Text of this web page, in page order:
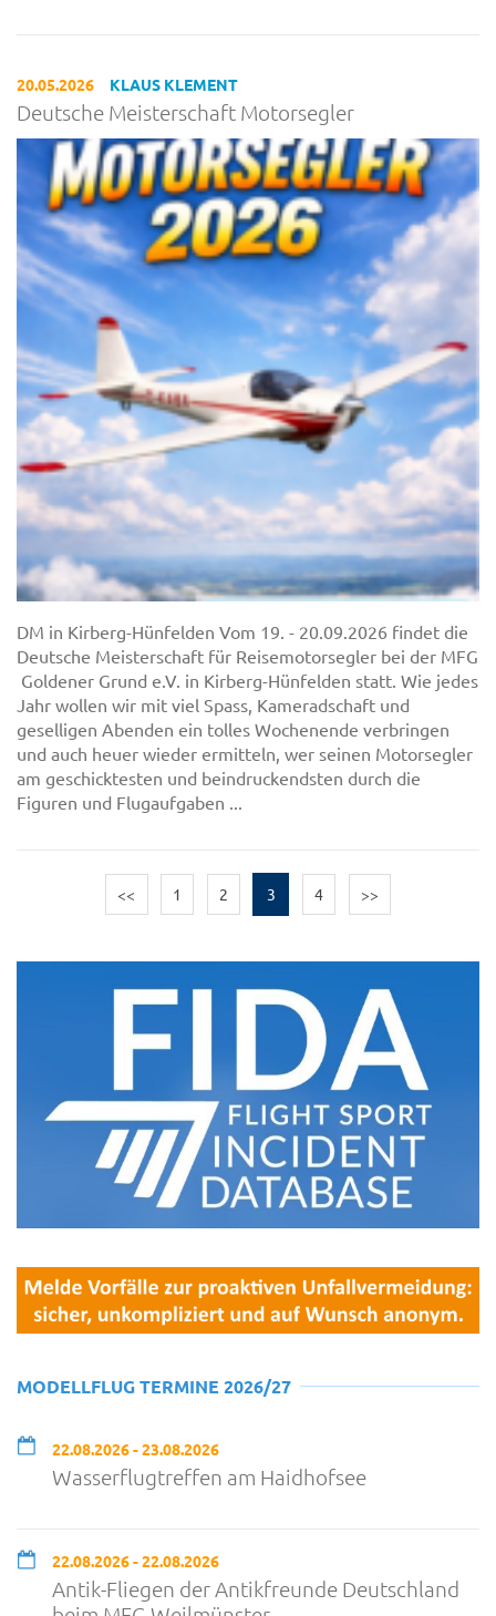
20.05.2026 KLAUS KLEMENT
Deutsche Meisterschaft Motorsegler
DM in Kirberg-Hünfelden Vom 19. - 20.09.2026 findet die
Deutsche Meisterschaft für Reisemotorsegler bei der MFG
Goldener Grund e.V. in Kirberg-Hünfelden statt. Wie jedes
Jahr wollen wir mit viel Spass, Kameradschaft und
geselligen Abenden ein tolles Wochenende verbringen
und auch heuer wieder ermitteln, wer seinen Motorsegler
am geschicktesten und beindruckendsten durch die
Figuren und Flugaufgaben ...
<< 1 2 3 4 >>
MODELLFLUG TERMINE 2026/27
22.08.2026 - 23.08.2026
Wasserflugtreffen am Haidhofsee
22.08.2026 - 22.08.2026
Antik-Fliegen der Antikfreunde Deutschland